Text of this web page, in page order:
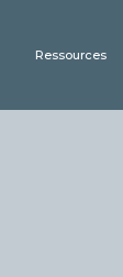
Ressources